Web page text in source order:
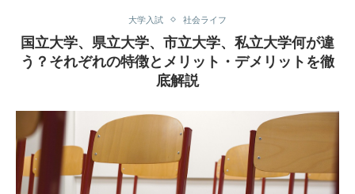
大学入試 社会ライフ
国立大学、県立大学、市立大学、私立大学何が違
う？それぞれの特徴とメリット・デメリットを徹
底解説